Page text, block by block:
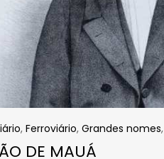
, Ferroviário, Grandes nomes,
DE MAUÁ